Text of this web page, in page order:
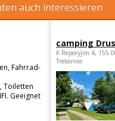
auch interessieren
Fahrrad-
Toiletten
Geeignet
camping
K Reporyjim 4, 155
Trebonice